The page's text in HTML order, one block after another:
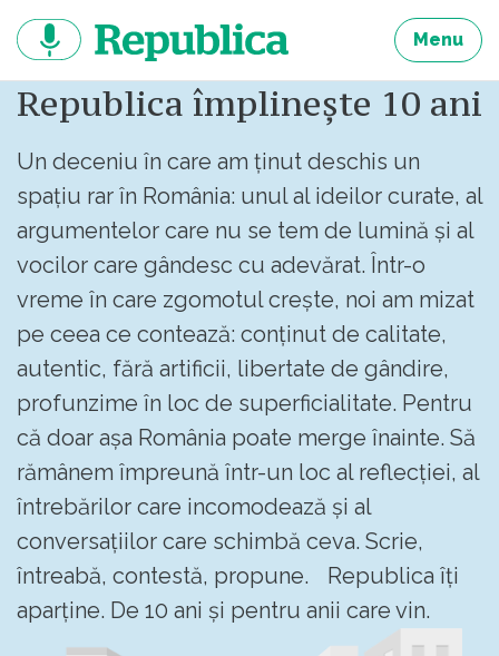
continut
Menu
Republica împlinește 10 ani
Un deceniu în care am ținut deschis un
spațiu rar în România: unul al ideilor curate, al
argumentelor care nu se tem de lumină și al
vocilor care gândesc cu adevărat. Într-o
vreme în care zgomotul crește, noi am mizat
pe ceea ce contează: conținut de calitate,
autentic, fără artificii, libertate de gândire,
profunzime în loc de superficialitate. Pentru
că doar așa România poate merge înainte. Să
rămânem împreună într-un loc al reflecției, al
întrebărilor care incomodează și al
conversațiilor care schimbă ceva. Scrie,
întreabă, contestă, propune. Republica îți
aparține. De 10 ani și pentru anii care vin.